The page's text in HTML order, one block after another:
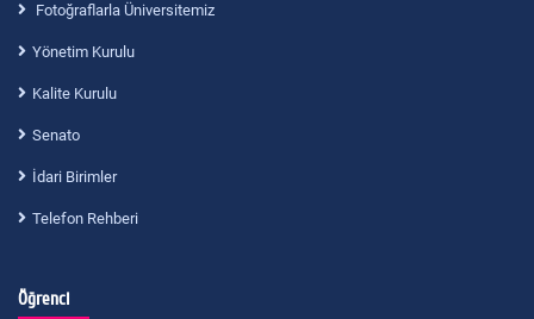
Fotoğraflarla Üniversitemiz
Yönetim Kurulu
Kalite Kurulu
Senato
İdari Birimler
Telefon Rehberi
Öğrenci